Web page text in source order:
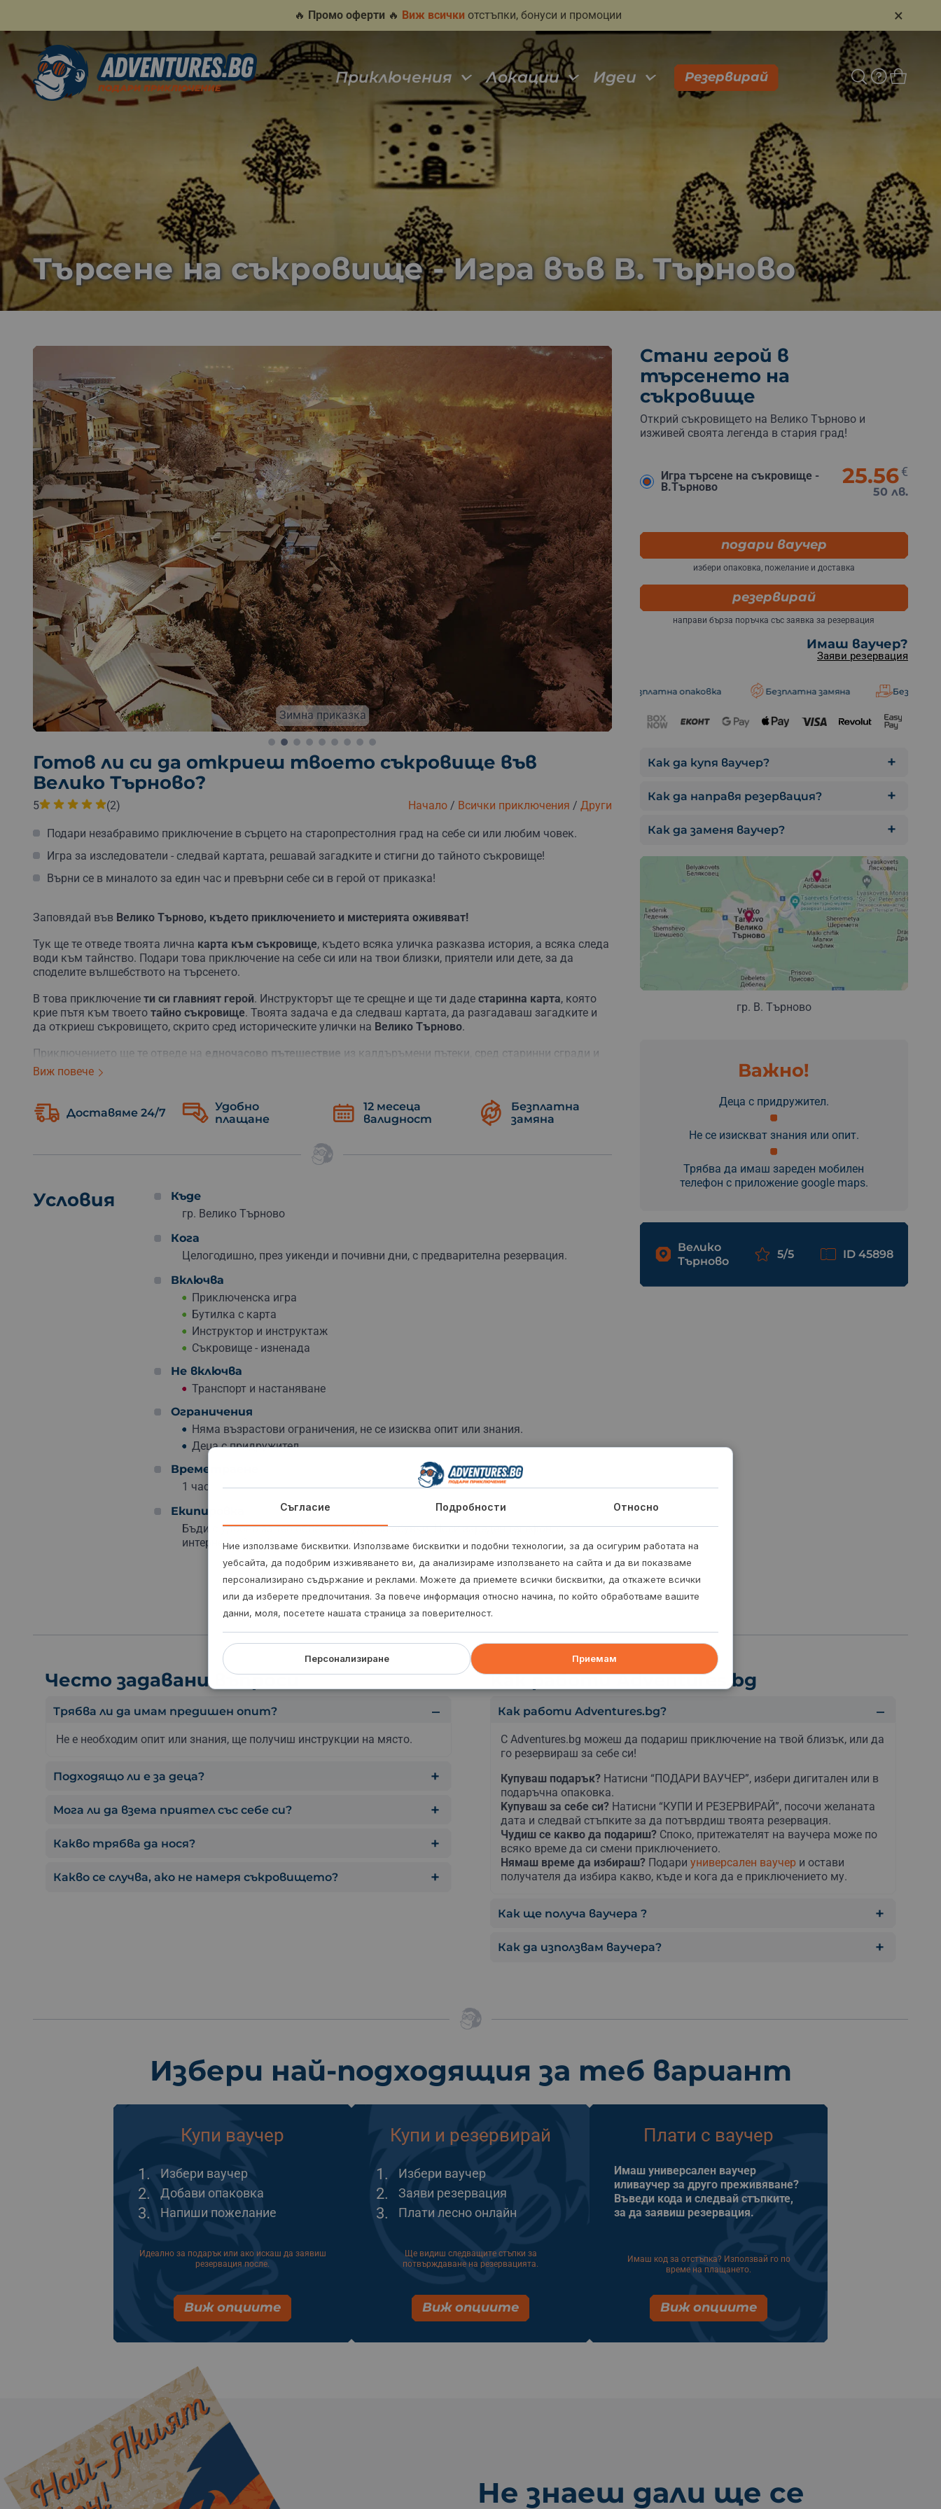
🔥 Промо оферти 🔥 Виж всички отстъпки, бонуси и промоции ×
Приключения Локации Идеи Резервирай
Търсене на съкровище - Игра във В. Търново
Зимна приказка Бутилка с
Готов ли си да откриеш твоето съкровище във
Велико Търново?
5 (2) Начало/ Всички приключения / Други
Подари незабравимо приключение в сърцето на старопрестолния град на себе си или любим човек.
Игра за изследователи - следвай картата, решавай загадките и стигни до тайното съкровище!
Върни се в миналото за един час и превърни себе си в герой от приказка!
Заповядай във Велико Търново, където приключението и мистерията оживяват!
Тук ще те отведе твоята лична карта към съкровище, където всяка уличка разказва история, а всяка следа
води към тайнство. Подари това приключение на себе си или на твои близки, приятели или дете, за да
споделите вълшебството на търсенето.
В това приключение ти си главният герой. Инструкторът ще те срещне и ще ти даде старинна карта, която
крие пътя към твоето тайно съкровище. Твоята задача е да следваш картата, да разгадаваш загадките и
да откриеш съкровището, скрито сред историческите улички на Велико Търново.
Приключението ще те отведе на едночасово пътешествие из калдъръмени пътеки, сред старинни сгради и
исторически места. Използвай своя мобилен телефон и уменията си да тълкуваш картата, за да се
приближиш все повече към крайната цел. Ако се изгубиш или се нуждаеш от помощ,
След успешното откриване на съкровището, то остава твое! Ако по някаква причина не успееш да го
историята на едно невероятно търсене и спомен, който ще носиш със себе си.
в търсенето на съкровище и превърни обикновения ден в нещо незабравимо!
Виж повече
Доставяме 24/7
Удобно
плащане
12 месеца
валидност
Безплатна
замяна
Условия
Къде
гр. Велико Търново
Кога
Целогодишно, през уикенди и почивни дни, с предварителна резервация.
Включва
Приключенска игра
Бутилка с карта
Инструктор и инструктаж
Съкровище - изненада
Не включва
Транспорт и настаняване
Ограничения
Няма възрастови ограничения, не се изисква опит или знания.
Деца с придружител.
Времетраене
1 час
Екипировка
Бъди с удобно за теб облекло и удобни обувки. Носи зареден телефон, с
интернет и Google maps.
Стани герой в
търсенето на
съкровище
Открий съкровището на Велико Търново и
изживей своята легенда в стария град!
Игра търсене на съкровище -
В.Търново
25.56€
50 лв.
подари ваучер
избери опаковка, пожелание и доставка
резервирай
направи бърза поръчка със заявка за резервация
Имаш ваучер?
Заяви резервация
Безплатна доставка Безплатна опаковка Безплатна замяна Безплатна доставка Безплатна опаковка Безплатна замяна Безплатна доставка
Как да купя ваучер?
Как да направя резервация?
Как да заменя ваучер?
гр. В. Търново
Важно!
Деца с придружител.
Не се изискват знания или опит.
Трябва да имаш зареден мобилен
телефон с приложение google maps.
Велико
Търново
5/5 ID 45898
Често задавани въпроси
Трябва ли да имам предишен опит?
Не е необходим опит или знания, ще получиш инструкции на място.
Подходящо ли е за деца?
Мога ли да взема приятел със себе си?
Какво трябва да нося?
Какво се случва, ако не намеря съкровището?
Kак работи Adventures.bg
Как работи Adventures.bg?
С Adventures.bg можеш да подариш приключение на твой близък, или да
го резервираш за себе си!
Купуваш подарък? Натисни “ПОДАРИ ВАУЧЕР”, избери дигитален или в
подаръчна опаковка.
Kупуваш за себе си? Натисни “КУПИ И РЕЗЕРВИРАЙ”, посочи желаната
дата и следвай стъпките за да потъврдиш твоята резервация.
Чудиш се какво да подариш? Споко, притежателят на ваучера може по
всяко време да си смени приключението.
Нямаш време да избираш? Подари универсален ваучери остави
получателя да избира какво, къде и кога да е приключението му.
Как ще получа ваучера ?
Как да използвам ваучера?
Избери най-подходящия за теб вариант
Купи ваучер
1. Избери ваучер
2. Добави опаковка
3. Напиши пожелание
Идеално за подарък или ако искаш да заявиш
резервация после.
Виж опциите
Купи и резервирай
1. Избери ваучер
2. Заяви резервация
3. Плати лесно онлайн
Ще видиш следващите стъпки за
потвърждаване на резервацията.
Виж опциите
Плати с ваучер
Имаш универсален ваучер
иливаучер за друго преживяване?
Въведи кода и следвай стъпките,
за да заявиш резервация.
Имаш код за отстъпка? Използвай го по
време на плащането.
Виж опциите
Не знаеш дали ще се
Съгласие Подробности Относно
Ние използваме бисквитки. Използваме бисквитки и подобни технологии, за да осигурим работата на
уебсайта, да подобрим изживяването ви, да анализираме използването на сайта и да ви показваме
персонализирано съдържание и реклами. Можете да приемете всички бисквитки, да откажете всички
или да изберете предпочитания. За повече информация относно начина, по който обработваме вашите
данни, моля, посетете нашата страница за поверителност.
Персонализиране Приемам